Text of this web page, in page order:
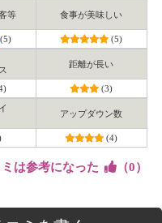
等 食事が美味しい
(5) (5)
距離が長い
(3)
アップダウン数
(4)
は参考になった （0）